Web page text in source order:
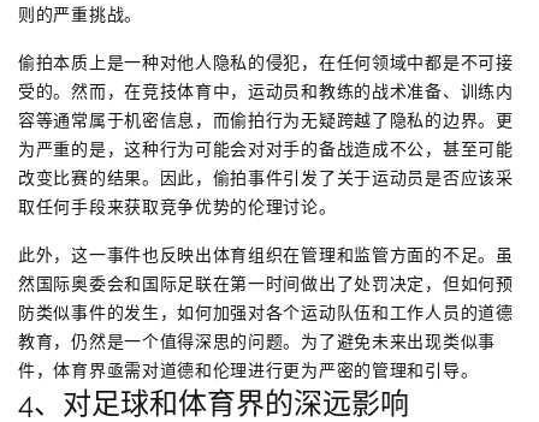
则的严重挑战。
偷拍本质上是一种对他人隐私的侵犯，在任何领域中都是不可接
受的。然而，在竞技体育中，运动员和教练的战术准备、训练内
容等通常属于机密信息，而偷拍行为无疑跨越了隐私的边界。更
为严重的是，这种行为可能会对对手的备战造成不公，甚至可能
改变比赛的结果。因此，偷拍事件引发了关于运动员是否应该采
取任何手段来获取竞争优势的伦理讨论。
此外，这一事件也反映出体育组织在管理和监管方面的不足。虽
然国际奥委会和国际足联在第一时间做出了处罚决定，但如何预
防类似事件的发生，如何加强对各个运动队伍和工作人员的道德
教育，仍然是一个值得深思的问题。为了避免未来出现类似事
件，体育界亟需对道德和伦理进行更为严密的管理和引导。
4、对足球和体育界的深远影响